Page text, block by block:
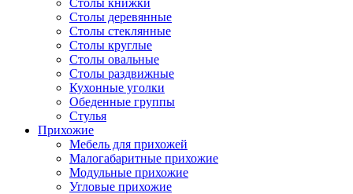
Столы книжки
Столы деревянные
Столы стеклянные
Столы круглые
Столы овальные
Столы раздвижные
Кухонные уголки
Обеденные группы
Стулья
Прихожие
Мебель для прихожей
Малогабаритные прихожие
Модульные прихожие
Угловые прихожие